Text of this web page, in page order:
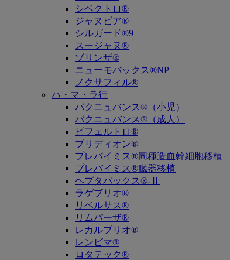
シベクトロ®
ジャヌビア®
シルガード®9
スージャヌ®
ゾリンザ®
ニューモバックス®NP
ノクサフィル®
ハ・マ・ラ行
バクニュバンス®（小児）
バクニュバンス®（成人）
ピフェルトロ®
ブリディオン®
プレバイミス®同種造血幹細胞移植
プレバイミス®臓器移植
ヘプタバックス®-Ⅱ
ラゲブリオ®
リベルサス®
リムパーザ®
レカルブリオ®
レンビマ®
ロタテック®